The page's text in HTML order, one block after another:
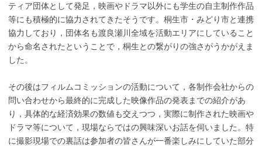
ティア団体として発足，映画やドラマ以外にも学生の自主制作作品
等にも積極的に協力されてきたそうです。桐生市・みどり市と連携
協力しており，団体名も渡良瀬川全域を活動エリアにしていること
から命名されたということで，桐生との繋がりの強さがうかがえま
した。
その後はフィルムコミッションの活動について，各制作会社からの
問い合わせから最終的に完成した映像作品の発表までの紹介があ
り，具体的な経済効果の数値も交えつつ，実際に制作された映画や
ドラマ等について，現場ならではの興味深いお話を伺いました。特
に撮影現場での裏話は参加者の皆さんが一番楽しみにしていた部分